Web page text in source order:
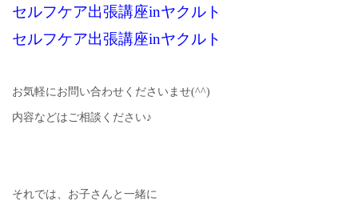
セルフケア出張講座inヤクルト
セルフケア出張講座inヤクルト
お気軽にお問い合わせくださいませ(^^)
内容などはご相談ください♪
それでは、お子さんと一緒に